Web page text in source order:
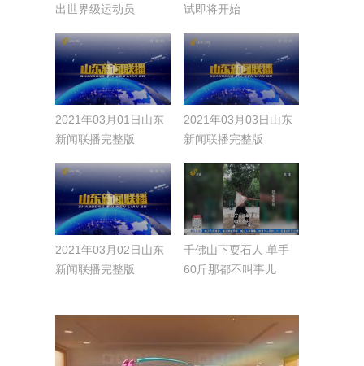
出世界级运动员
试即将开始
2021年03月01日山东
新闻联播完整版
2021年03月03日山东
新闻联播完整版
2021年03月02日山东
新闻联播完整版
千佛山下耍石人 单手
60斤那都不叫事儿